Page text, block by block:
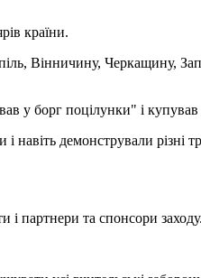
країни.
Вінничину, Черкащину,
у борг поцілунки" і купував
навіть демонстрували різні
і партнери та спонсори заходу.